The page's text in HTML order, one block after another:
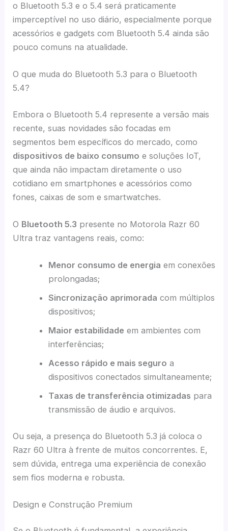
o Bluetooth 5.3 e o 5.4 será praticamente
imperceptível no uso diário, especialmente porque
acessórios e gadgets com Bluetooth 5.4 ainda são
pouco comuns na atualidade.
O que muda do Bluetooth 5.3 para o Bluetooth
5.4?
Embora o Bluetooth 5.4 represente a versão mais
recente, suas novidades são focadas em
segmentos bem específicos do mercado, como
dispositivos de baixo consumo e soluções IoT,
que ainda não impactam diretamente o uso
cotidiano em smartphones e acessórios como
fones, caixas de som e smartwatches.
O Bluetooth 5.3 presente no Motorola Razr 60
Ultra traz vantagens reais, como:
Menor consumo de energia em conexões
prolongadas;
Sincronização aprimorada com múltiplos
dispositivos;
Maior estabilidade em ambientes com
interferências;
Acesso rápido e mais seguro a
dispositivos conectados simultaneamente;
Taxas de transferência otimizadas para
transmissão de áudio e arquivos.
Ou seja, a presença do Bluetooth 5.3 já coloca o
Razr 60 Ultra à frente de muitos concorrentes. E,
sem dúvida, entrega uma experiência de conexão
sem fios moderna e robusta.
Design e Construção Premium